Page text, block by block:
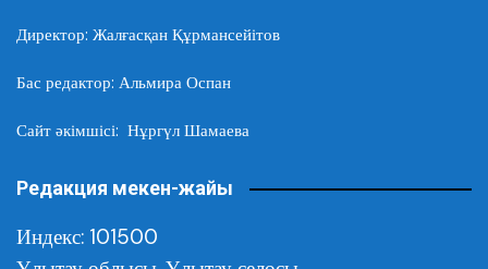
Директор: Жалғасқан Құрмансейітов
Бас редактор: Альмира Оспан
Сайт әкімшісі: Нұргүл Шамаева
Редакция мекен-жайы
Индекс: 101500